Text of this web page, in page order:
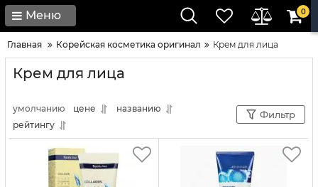
Меню 0
Главная Корейская косметика оригинал Крем для лица
Крем для лица
умолчанию цене
названию
рейтингу
Фильтр